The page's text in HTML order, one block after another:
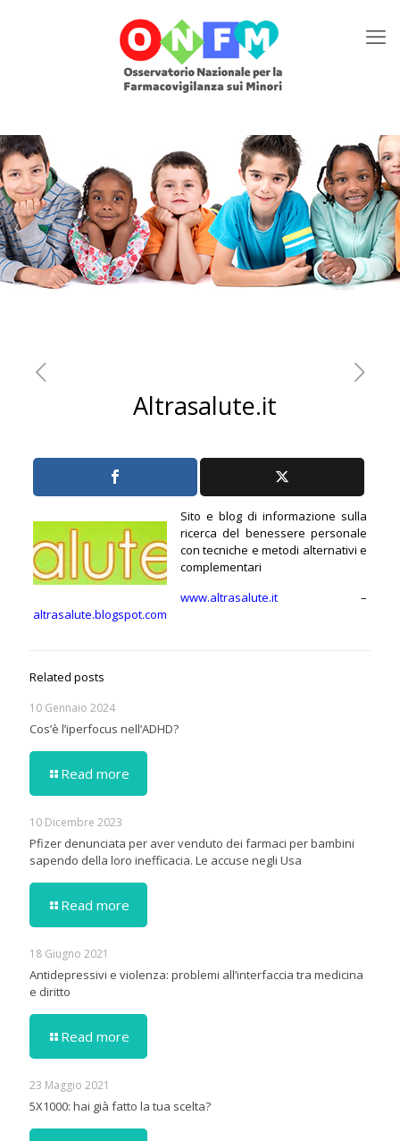
Altrasalute.it
Sito e blog di informazione sulla
ricerca del benessere personale
con tecniche e metodi alternativi e
complementari
www.altrasalute.it–
altrasalute.blogspot.com
Related posts
10 Gennaio 2024
Cos’è l’iperfocus nell’ADHD?
Read more
10 Dicembre 2023
Pfizer denunciata per aver venduto dei farmaci per bambini
sapendo della loro inefficacia. Le accuse negli Usa
Read more
18 Giugno 2021
Antidepressivi e violenza: problemi all’interfaccia tra medicina
e diritto
Read more
23 Maggio 2021
5X1000: hai già fatto la tua scelta?